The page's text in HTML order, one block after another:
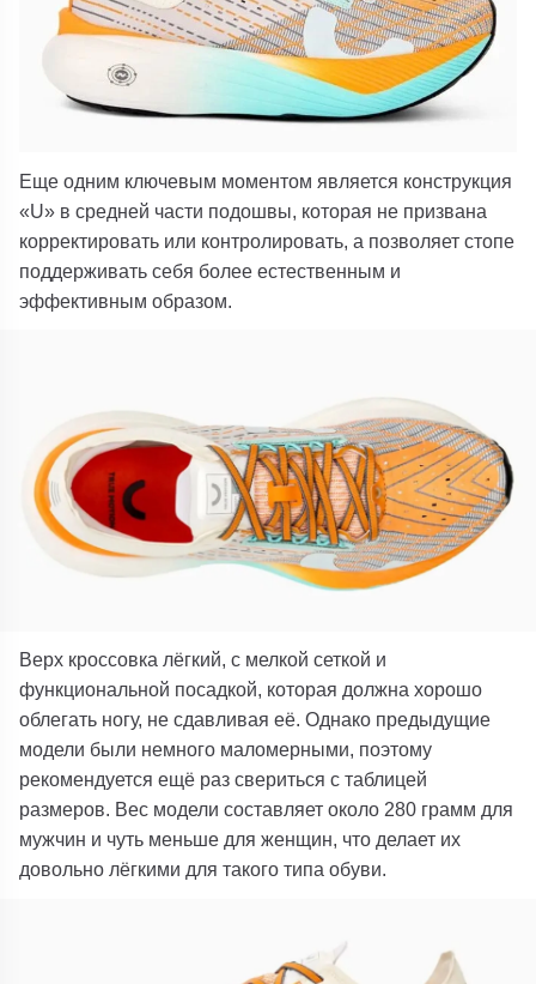
Еще одним ключевым моментом является конструкция
«U» в средней части подошвы, которая не призвана
корректировать или контролировать, а позволяет стопе
поддерживать себя более естественным и
эффективным образом.
Верх кроссовка лёгкий, с мелкой сеткой и
функциональной посадкой, которая должна хорошо
облегать ногу, не сдавливая её. Однако предыдущие
модели были немного маломерными, поэтому
рекомендуется ещё раз свериться с таблицей
размеров. Вес модели составляет около 280 грамм для
мужчин и чуть меньше для женщин, что делает их
довольно лёгкими для такого типа обуви.